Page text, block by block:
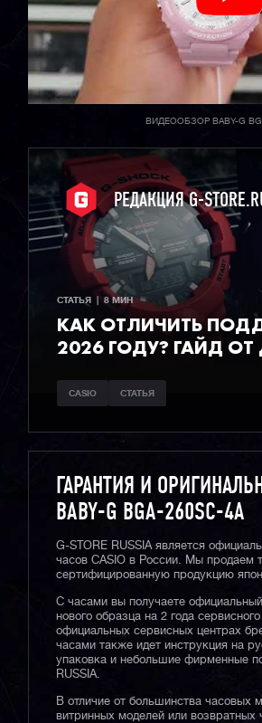
ВИДЕООБЗОР BABY-G
РЕДАКЦИЯ G-
СТАТЬЯ  |  8 МИН
КАК ОТЛИЧИТЬ
2026 ГОДУ? ГАЙД
CASIO СТАТЬЯ
ГАРАНТИЯ И
BABY-G BGA-260SC-4A
G-STORE RUSSIA является
часов CASIO в России. Мы продаем
сертифицированную продукцию
С часами вы получаете
нового образца на 2 года
официальных сервисных центрах
часами также идет инструкция на
упаковка и небольшие фирменные
RUSSIA.
В отличие от большинства часовых
витринных моделей или возвратных